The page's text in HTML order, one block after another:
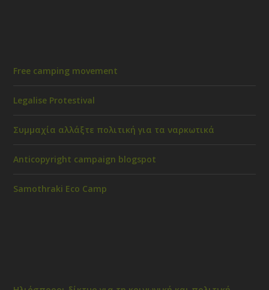
Free camping movement
Legalise Protestival
Συμμαχία αλλάξτε πολιτική για τα ναρκωτικά
Anticopyright campaign blogspot
Samothraki Eco Camp